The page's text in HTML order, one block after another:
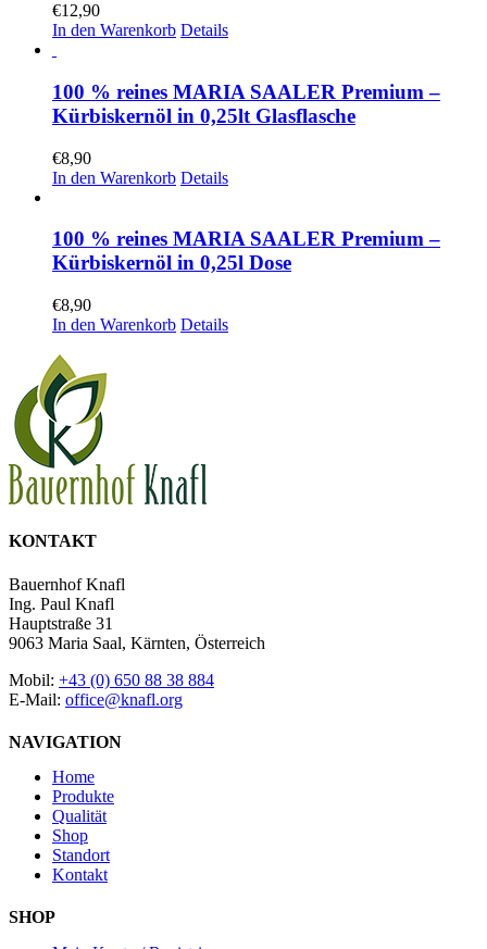
€12,90
In den Warenkorb Details
100 % reines MARIA SAALER Premium –
Kürbiskernöl in 0,25lt Glasflasche
€8,90
In den Warenkorb Details
100 % reines MARIA SAALER Premium –
Kürbiskernöl in 0,25l Dose
€8,90
In den Warenkorb Details
KONTAKT
Bauernhof Knafl
Ing. Paul Knafl
Hauptstraße 31
9063 Maria Saal, Kärnten, Österreich
Mobil: +43 (0) 650 88 38 884
E-Mail: office@knafl.org
NAVIGATION
Home
Produkte
Qualität
Shop
Standort
Kontakt
SHOP